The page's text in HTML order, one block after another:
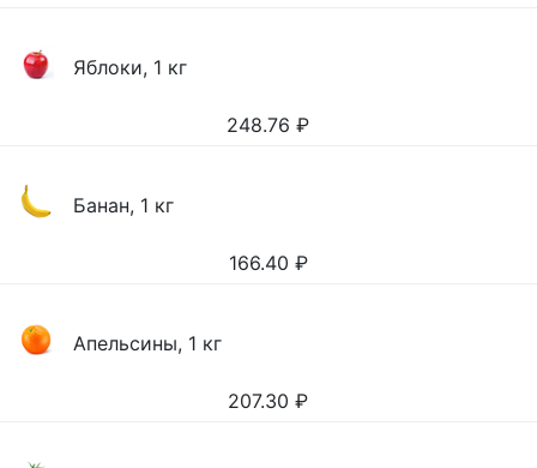
Яблоки, 1 кг
248.76 ₽
Банан, 1 кг
166.40 ₽
Апельсины, 1 кг
207.30 ₽